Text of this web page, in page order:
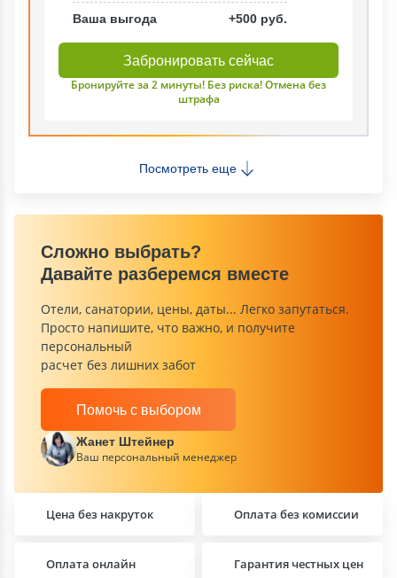
Ваша выгода +500 руб.
Забронировать сейчас
Бронируйте за 2 минуты! Без риска! Отмена без
штрафа
Посмотреть еще
Сложно выбрать?
Давайте разберемся вместе
Отели, санатории, цены, даты... Легко запутаться.
Просто напишите, что важно, и получите
персональный
расчет без лишних забот
Помочь с выбором
Жанет Штейнер
Ваш персональный менеджер
Цена без накруток Оплата без комиссии
Оплата онлайн Гарантия честных цен